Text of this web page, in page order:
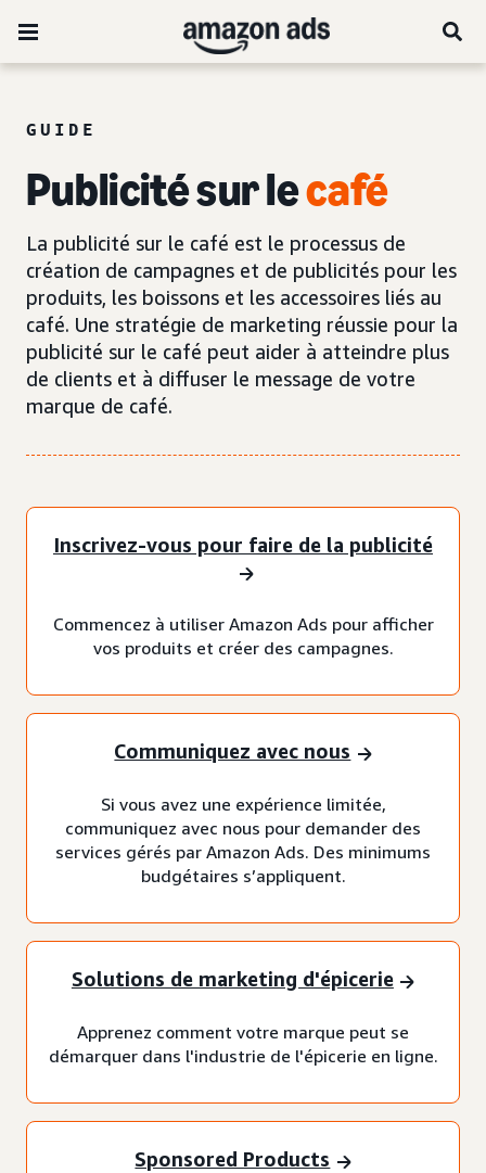
GUIDE
Publicité sur lecafé
La publicité sur le café est le processus de
création de campagnes et de publicités pour les
produits, les boissons et les accessoires liés au
café. Une stratégie de marketing réussie pour la
publicité sur le café peut aider à atteindre plus
de clients et à diffuser le message de votre
marque de café.
Inscrivez-vous pour faire de la publicité
Commencez à utiliser Amazon Ads pour afficher
vos produits et créer des campagnes.
Communiquez avec nous
Si vous avez une expérience limitée,
communiquez avec nous pour demander des
services gérés par Amazon Ads. Des minimums
budgétaires s’appliquent.
Solutions de marketing d'épicerie
Apprenez comment votre marque peut se
démarquer dans l'industrie de l'épicerie en ligne.
Sponsored Products